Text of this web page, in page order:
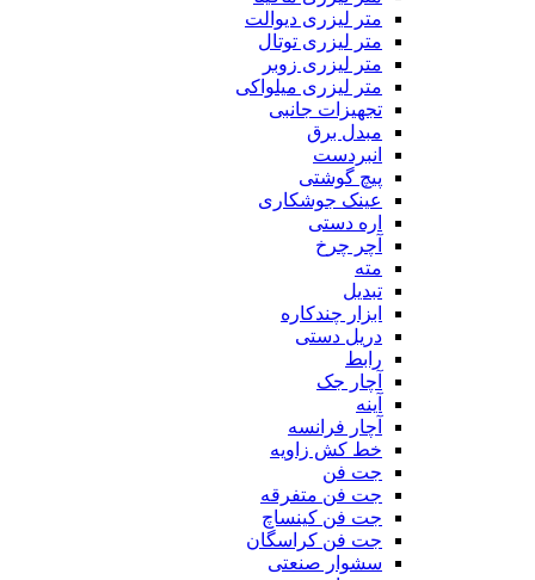
متر لیزری دیوالت
متر لیزری توتال
متر لیزری زوبر
متر لیزری میلواکی
تجهیزات جانبی
مبدل برق
انبردست
پیچ گوشتی
عینک جوشکاری
اره دستی
آچر چرخ
مته
تبدیل
ابزار چندکاره
دریل دستی
رابط
آچار جک
آینه
آچار فرانسه
خط کش زاویه
جت فن
جت فن متفرقه
جت فن کینساچ
جت فن کراسگان
سشوار صنعتی